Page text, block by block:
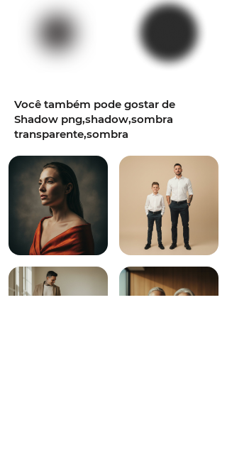
Você também pode gostar de
Shadow png,shadow,sombra
transparente,sombra